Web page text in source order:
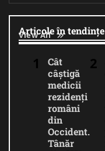
Articole în tendințe
View All
Cât
câștigă
medicii
rezidenți
români
din
Occident.
Tânăr